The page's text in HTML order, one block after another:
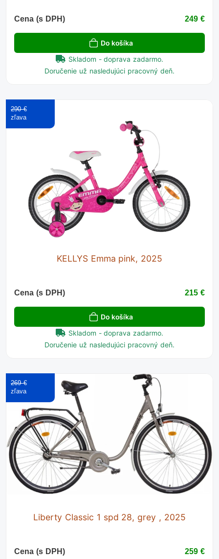
Cena (s DPH) 249 €
Do košíka
Skladom - doprava zadarmo.
Doručenie už nasledujúci pracovný deň.
KELLYS Emma pink, 2025
290 €
Cena (s DPH) 215 €
Do košíka
Skladom - doprava zadarmo.
Doručenie už nasledujúci pracovný deň.
Liberty Classic 1 spd 28, grey , 2025
269 €
Cena (s DPH) 259 €